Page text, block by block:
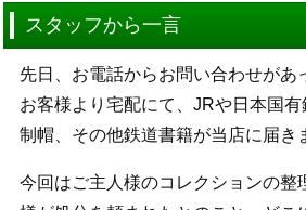
スタッフから一言
先日、お電話からお問い合わせがあ
お客様より宅配にて、JRや日本国
制帽、その他鉄道書籍が当店に届き
今回はご主人様のコレクションの整